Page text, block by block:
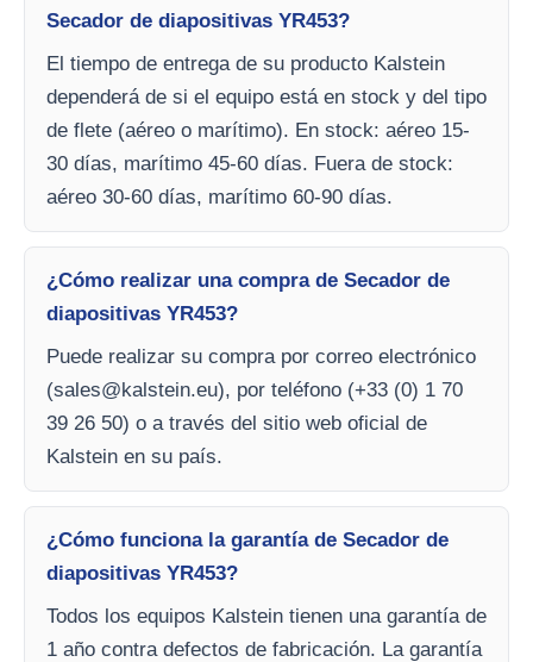
Secador de diapositivas YR453?
El tiempo de entrega de su producto Kalstein
dependerá de si el equipo está en stock y del tipo
de flete (aéreo o marítimo). En stock: aéreo 15-
30 días, marítimo 45-60 días. Fuera de stock:
aéreo 30-60 días, marítimo 60-90 días.
¿Cómo realizar una compra de Secador de
diapositivas YR453?
Puede realizar su compra por correo electrónico
(sales@kalstein.eu), por teléfono (+33 (0) 1 70
39 26 50) o a través del sitio web oficial de
Kalstein en su país.
¿Cómo funciona la garantía de Secador de
diapositivas YR453?
Todos los equipos Kalstein tienen una garantía de
1 año contra defectos de fabricación. La garantía